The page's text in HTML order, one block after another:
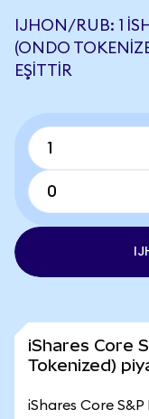
IJHON/RUB: 1
(ONDO
EŞITTIR
iShares Core
Tokenized)
iShares Core